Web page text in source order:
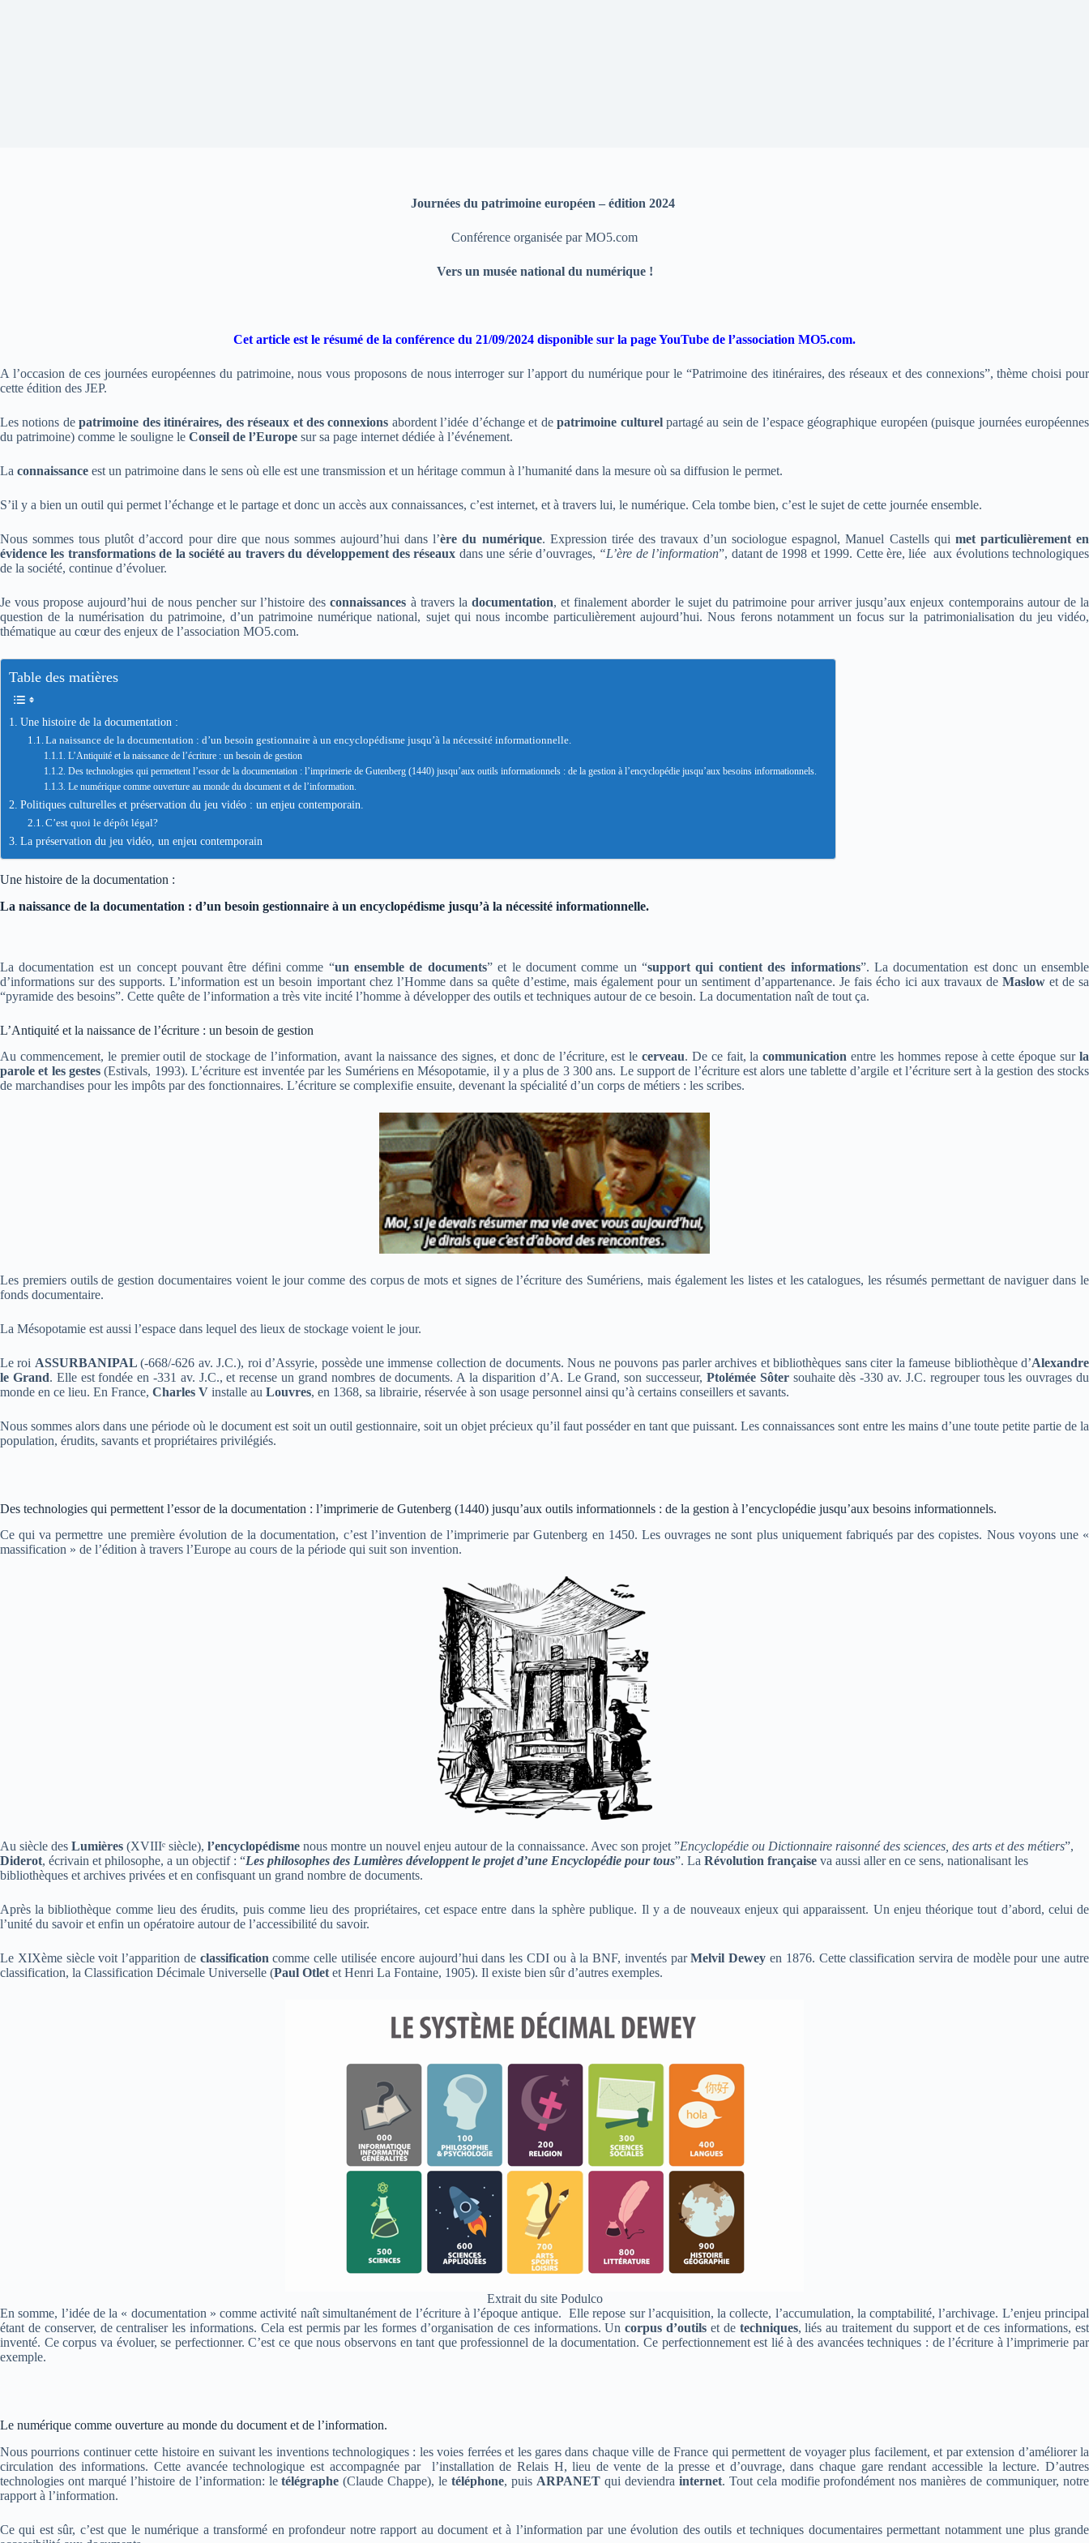
Journées du patrimoine européen – édition 2024
Conférence organisée par MO5.com
Vers un musée national du numérique !
Cet article est le résumé de la conférence du 21/09/2024 disponible sur la page YouTube de l’association MO5.com.
A l’occasion de ces journées européennes du patrimoine, nous vous proposons de nous interroger sur l’apport du numérique pour le “Patrimoine des itinéraires, des réseaux et des connexions”, thème choisi pour
cette édition des JEP.
Les notions depatrimoine des itinéraires, des réseaux et des connexions abordent l’idée d’échange et depatrimoine culturelpartagé au sein de l’espace géographique européen (puisque journées européennes
du patrimoine) comme le souligne le Conseil de l’Europe sur sa page internet dédiée à l’événement.
La connaissance est un patrimoine dans le sens où elle est une transmission et un héritage commun à l’humanité dans la mesure où sa diffusion le permet.
S’il y a bien un outil qui permet l’échange et le partage et donc un accès aux connaissances, c’est internet, et à travers lui, le numérique. Cela tombe bien, c’est le sujet de cette journée ensemble.
Nous sommes tous plutôt d’accord pour dire que nous sommes aujourd’hui dans l’ère du numérique. Expression tirée des travaux d’un sociologue espagnol, Manuel Castells qui met particulièrement en
évidence les transformations de la société au travers du développement des réseaux dans une série d’ouvrages, “L’ère de l’information”, datant de 1998 et 1999. Cette ère, liée aux évolutions technologiques
de la société, continue d’évoluer.
Je vous propose aujourd’hui de nous pencher sur l’histoire desconnaissances à travers la documentation, et finalement aborder le sujet du patrimoinepour arriver jusqu’aux enjeux contemporains autour de la
question de la numérisation du patrimoine, d’un patrimoine numérique national, sujet qui nous incombe particulièrement aujourd’hui. Nous ferons notamment un focus sur la patrimonialisation du jeu vidéo,
thématique au cœur des enjeux de l’association MO5.com.
Table des matières
Une histoire de la documentation :
La naissance de la documentation : d’un besoin gestionnaire à un encyclopédisme jusqu’à la nécessité informationnelle.
L’Antiquité et la naissance de l’écriture : un besoin de gestion
Des technologies qui permettent l’essor de la documentation : l’imprimerie de Gutenberg (1440) jusqu’aux outils informationnels : de la gestion à l’encyclopédie jusqu’aux besoins informationnels.
Le numérique comme ouverture au monde du document et de l’information.
Politiques culturelles et préservation du jeu vidéo : un enjeu contemporain.
C’est quoi le dépôt légal?
La préservation du jeu vidéo, un enjeu contemporain
Une histoire de la documentation :
La naissance de la documentation : d’un besoin gestionnaire à un encyclopédisme jusqu’à la nécessité informationnelle.
La documentation est un concept pouvant être défini comme “un ensemble de documents” et le document comme un “support qui contient des informations”. La documentation est donc un ensemble
d’informations sur des supports. L’information est un besoin important chez l’Homme dans sa quête d’estime, mais également pour un sentiment d’appartenance. Je fais écho ici aux travaux de Maslow et de sa
“pyramide des besoins”. Cette quête de l’information a très vite incité l’homme à développer des outils et techniques autour de ce besoin. La documentation naît de tout ça.
L’Antiquité et la naissance de l’écriture : un besoin de gestion
Au commencement, le premier outil de stockage de l’information, avant la naissance des signes, et donc de l’écriture, est lecerveau. De ce fait, lacommunication entre les hommes repose à cette époque surla
parole et les gestes (Estivals, 1993). L’écriture est inventée par les Sumériens en Mésopotamie, il y a plus de 3 300 ans. Le support de l’écriture est alors une tablette d’argile et l’écriture sert à la gestion des stocks
de marchandises pour les impôts par des fonctionnaires. L’écriture se complexifie ensuite, devenant la spécialité d’un corps de métiers : les scribes.
Les premiers outils de gestion documentaires voient le jour comme des corpus de mots et signes de l’écriture des Sumériens, mais également les listes et les catalogues, les résumés permettant de naviguer dans le
fonds documentaire.
La Mésopotamie est aussi l’espace dans lequel des lieux de stockage voient le jour.
Le roi ASSURBANIPAL(-668/-626 av. J.C.), roi d’Assyrie, possède une immense collection de documents. Nous ne pouvons pas parler archives et bibliothèques sans citer la fameuse bibliothèque d’Alexandre
le Grand. Elle est fondée en -331 av. J.C., et recense un grand nombres de documents. A la disparition d’A. Le Grand, son successeur, Ptolémée Sôtersouhaite dès -330 av. J.C. regrouper tous les ouvrages du
monde en ce lieu. En France, Charles V installe au Louvres, en 1368, sa librairie, réservée à son usage personnel ainsi qu’à certains conseillers et savants.
Nous sommes alors dans une période où le document est soit un outil gestionnaire, soit un objet précieux qu’il faut posséder en tant que puissant. Les connaissances sont entre les mains d’une toute petite partie de la
population, érudits, savants et propriétaires privilégiés.
Des technologies qui permettent l’essor de la documentation : l’imprimerie de Gutenberg (1440) jusqu’aux outils informationnels : de la gestion à l’encyclopédie jusqu’aux besoins informationnels.
Ce qui va permettre une première évolution de la documentation, c’est l’invention de l’imprimerie par Gutenberg en 1450. Les ouvrages ne sont plus uniquement fabriqués par des copistes. Nous voyons une «
massification » de l’édition à travers l’Europe au cours de la période qui suit son invention.
Au siècle des Lumières (XVIIIᵉ siècle), l’encyclopédisme nous montre un nouvel enjeu autour de la connaissance. Avec son projet ”Encyclopédie ou Dictionnaire raisonné des sciences, des arts et des métiers”,
Diderot, écrivain et philosophe, a un objectif : “Les philosophes des Lumières développent le projet d’une Encyclopédie pour tous”. La Révolution française va aussi aller en ce sens, nationalisant les
bibliothèques et archives privées et en confisquant un grand nombre de documents.
Après la bibliothèque comme lieu des érudits, puis comme lieu des propriétaires, cet espace entre dans la sphère publique. Il y a de nouveaux enjeux qui apparaissent. Un enjeu théorique tout d’abord, celui de
l’unité du savoir et enfin un opératoire autour de l’accessibilité du savoir.
Le XIXème siècle voit l’apparition de classification comme celle utilisée encore aujourd’hui dans les CDI ou à la BNF, inventés parMelvil Dewey en 1876. Cette classification servira de modèle pour une autre
classification, la Classification Décimale Universelle (Paul Otlet et Henri La Fontaine, 1905). Il existe bien sûr d’autres exemples.
Extrait du site Podulco
En somme, l’idée de la « documentation » comme activité naît simultanément de l’écriture à l’époque antique. Elle repose sur l’acquisition, la collecte, l’accumulation, la comptabilité, l’archivage. L’enjeu principal
étant de conserver, de centraliser les informations. Cela est permis par les formes d’organisation de ces informations. Uncorpus d’outils et de techniques, liés au traitement du support et de ces informations, est
inventé. Ce corpus va évoluer, se perfectionner. C’est ce que nous observons en tant que professionnel de la documentation. Ce perfectionnement est lié à des avancées techniques : de l’écriture à l’imprimerie par
exemple.
Le numérique comme ouverture au monde du document et de l’information.
Nous pourrions continuer cette histoire en suivant les inventions technologiques : les voies ferrées et les gares dans chaque ville de France qui permettent de voyager plus facilement, et par extension d’améliorer la
circulation des informations. Cette avancée technologique est accompagnée par l’installation de Relais H, lieu de vente de la presse et d’ouvrage, dans chaque gare rendant accessible la lecture. D’autres
technologies ont marqué l’histoire de l’information: letélégraphe (Claude Chappe), letéléphone, puis ARPANETqui deviendra internet. Tout cela modifie profondément nos manières de communiquer, notre
rapport à l’information.
Ce qui est sûr, c’est que le numérique a transformé en profondeur notre rapport au document et à l’information par une évolution des outils et techniques documentaires permettant notamment une plus grande